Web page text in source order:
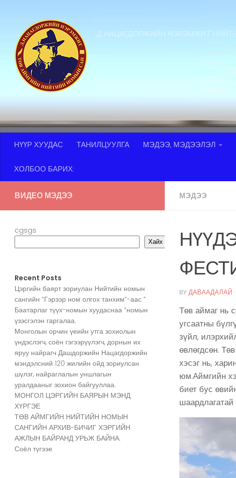
Д.НАЦАГДОРЖИЙН НЭРЭМЖИТ
НҮҮР ХУУДАС ТАНИЛЦУУЛГА МЭДЭЭ, МЭДЭЭЛЭЛ
ХОЛБОО БАРИХ:
МЭДЭЭ
BY ДАВААДАЛАЙ
Төв аймаг нь
угсаатны
зүйл,
өвлөгдсөн.
хэсэг нь,
юм.Аймгийн
биет бус
ВИДЕО МЭДЭЭ
cgsgs
Хайх
Recent Posts
Цэргийн баярт зориулан Нийтийн номын
сангийн “Гэрээр ном олгох танхим”-аас ”
Баатарлаг түүх-номын хуудаснаа “номын
үзэсгэлэн гаргалаа.
Монголын орчин үеийн утга зохиолын
үндэслэгч, соён гэгээрүүлэгч, дорнын их
яруу найрагч Дашдоржийн Нацагдоржийн
мэндэлсний 120 жилийн ойд зориулсан
шүлэг, найраглалын уншлагын
уралдааныг зохион байгууллаа.
МОНГОЛ ЦЭРГИЙН БАЯРЫН МЭНД
ХҮРГЭЕ
ТӨВ АЙМГИЙН НИЙТИЙН НОМЫН
САНГИЙН АРХИВ-БИЧИГ ХЭРГИЙН
АЖЛЫН БАЙРАНД УРЬЖ БАЙНА.
Соёл түгээе